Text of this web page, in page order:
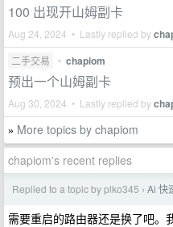
100 出现开山姆副卡
Aug 24, 2024 • Lastly replied by
二手交易 • chapiom
预出一个山姆副卡
Aug 30, 2024 • Lastly replied by
» More topics by chapiom
chapiom's recent replies
Replied to a topic by plko345 › Ai 快
需要重启的路由器还是换了吧。